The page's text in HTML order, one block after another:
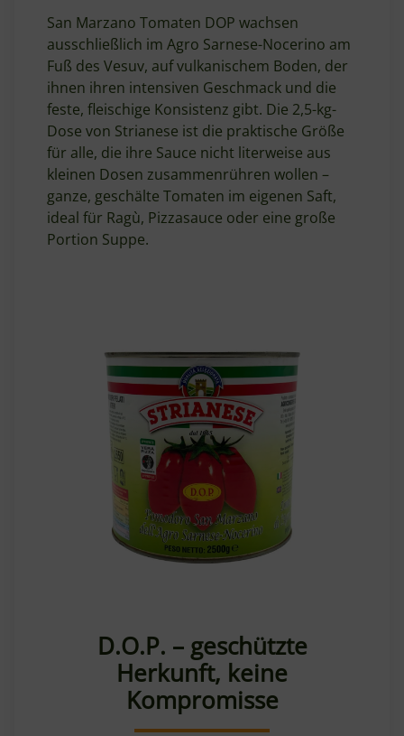
San Marzano Tomaten DOP wachsen
ausschließlich im Agro Sarnese-Nocerino am
Fuß des Vesuv, auf vulkanischem Boden, der
ihnen ihren intensiven Geschmack und die
feste, fleischige Konsistenz gibt. Die 2,5-kg-
Dose von Strianese ist die praktische Größe
für alle, die ihre Sauce nicht literweise aus
kleinen Dosen zusammenrühren wollen –
ganze, geschälte Tomaten im eigenen Saft,
ideal für Ragù, Pizzasauce oder eine große
Portion Suppe.
D.O.P. – geschützte
Herkunft, keine
Kompromisse